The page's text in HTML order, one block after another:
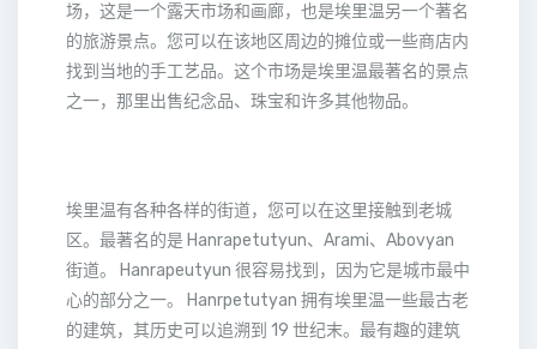
场，这是一个露天市场和画廊，也是埃里温另一个著名
的旅游景点。您可以在该地区周边的摊位或一些商店内
找到当地的手工艺品。这个市场是埃里温最著名的景点
之一，那里出售纪念品、珠宝和许多其他物品。
埃里温有各种各样的街道，您可以在这里接触到老城
区。最著名的是 Hanrapetutyun、Arami、Abovyan
街道。 Hanrapeutyun 很容易找到，因为它是城市最中
心的部分之一。 Hanrpetutyan 拥有埃里温一些最古老
的建筑，其历史可以追溯到 19 世纪末。最有趣的建筑